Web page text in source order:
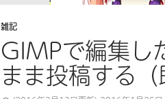
雑記
GIMPで編集
まま投稿する（